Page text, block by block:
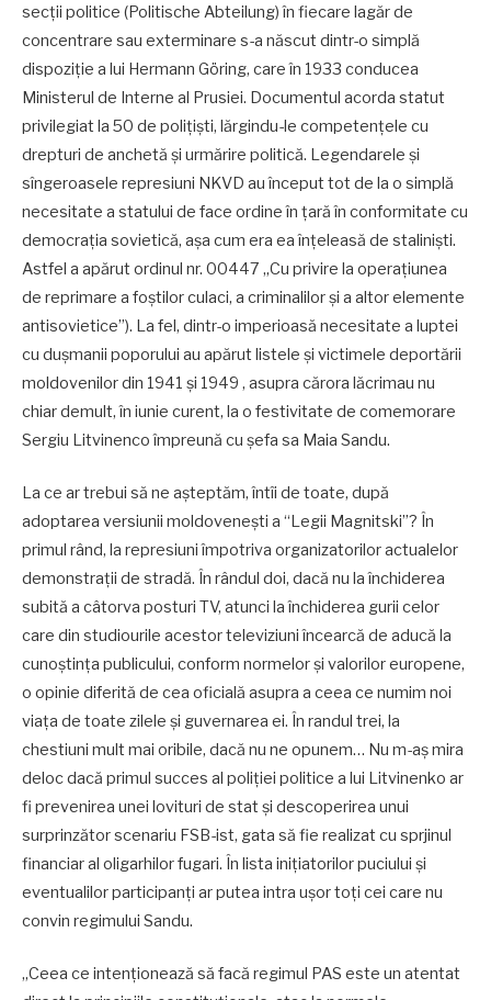
secții politice (Politische Abteilung) în fiecare lagăr de
concentrare sau exterminare s-a născut dintr-o simplă
dispoziție a lui Hermann Göring, care în 1933 conducea
Ministerul de Interne al Prusiei. Documentul acorda statut
privilegiat la 50 de polițiști, lărgindu-le competențele cu
drepturi de anchetă și urmărire politică. Legendarele și
sîngeroasele represiuni NKVD au început tot de la o simplă
necesitate a statului de face ordine în țară în conformitate cu
democrația sovietică, așa cum era ea înțeleasă de staliniști.
Astfel a apărut ordinul nr. 00447 „Cu privire la operațiunea
de reprimare a foștilor culaci, a criminalilor și a altor elemente
antisovietice”). La fel, dintr-o imperioasă necesitate a luptei
cu dușmanii poporului au apărut listele și victimele deportării
moldovenilor din 1941 și 1949 , asupra cărora lăcrimau nu
chiar demult, în iunie curent, la o festivitate de comemorare
Sergiu Litvinenco împreună cu șefa sa Maia Sandu.
La ce ar trebui să ne așteptăm, întîi de toate, după
adoptarea versiunii moldovenești a “Legii Magnitski”? În
primul rând, la represiuni împotriva organizatorilor actualelor
demonstrații de stradă. În rândul doi, dacă nu la închiderea
subită a câtorva posturi TV, atunci la închiderea gurii celor
care din studiourile acestor televiziuni încearcă de aducă la
cunoștința publicului, conform normelor și valorilor europene,
o opinie diferită de cea oficială asupra a ceea ce numim noi
viața de toate zilele și guvernarea ei. În randul trei, la
chestiuni mult mai oribile, dacă nu ne opunem… Nu m-aș mira
deloc dacă primul succes al poliției politice a lui Litvinenko ar
fi prevenirea unei lovituri de stat și descoperirea unui
surprinzător scenariu FSB-ist, gata să fie realizat cu sprjinul
financiar al oligarhilor fugari. În lista inițiatorilor puciului și
eventualilor participanți ar putea intra ușor toți cei care nu
convin regimului Sandu.
„Ceea ce intenționează să facă regimul PAS este un atentat